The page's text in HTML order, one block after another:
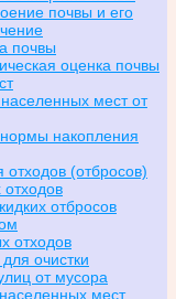
почвы и его
почвы
оценка почвы
мест от
накопления
(отбросов)
отходов
отбросов
отходов
очистки
от мусора
мест.